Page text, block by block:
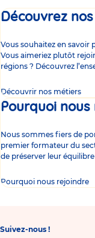
Découvrez
Vous souhaitez en savoir
Vous aimeriez plutôt
régions ? Découvrez
Découvrir nos métiers
Pourquoi
Nous sommes fiers de
premier formateur du
de préserver leur
Pourquoi nous rejoindre
Suivez-nous !